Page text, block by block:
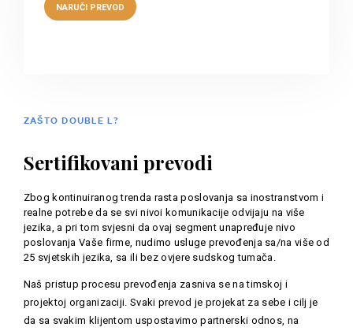
ZAŠTO DOUBLE L?
Sertifikovani prevodi
Zbog kontinuiranog trenda rasta poslovanja sa inostranstvom i
realne potrebe da se svi nivoi komunikacije odvijaju na više
jezika, a pri tom svjesni da ovaj segment unapređuje nivo
poslovanja Vaše firme, nudimo usluge prevođenja sa/na više od
25 svjetskih jezika, sa ili bez ovjere sudskog tumača.
Naš pristup procesu prevođenja zasniva se na timskoj i
projektoj organizaciji. Svaki prevod je projekat za sebe i cilj je
da sa svakim klijentom uspostavimo partnerski odnos, na